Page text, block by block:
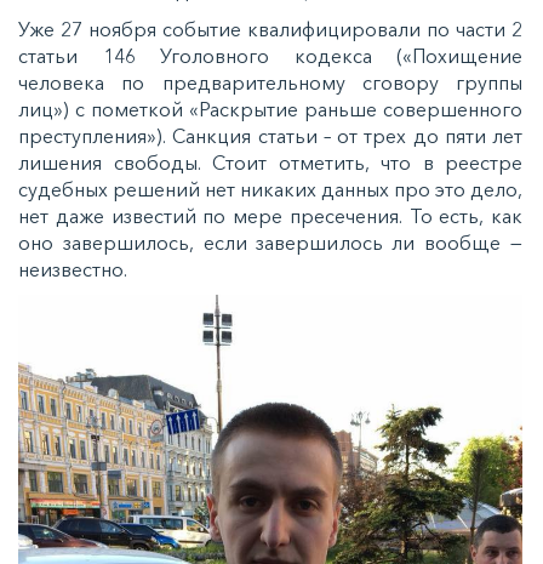
Уже 27 ноября событие квалифицировали по части 2
статьи 146 Уголовного кодекса («Похищение
человека по предварительному сговору группы
лиц») с пометкой «Раскрытие раньше совершенного
преступления»). Санкция статьи – от трех до пяти лет
лишения свободы. Стоит отметить, что в реестре
судебных решений нет никаких данных про это дело,
нет даже известий по мере пресечения. То есть, как
оно завершилось, если завершилось ли вообще —
неизвестно.